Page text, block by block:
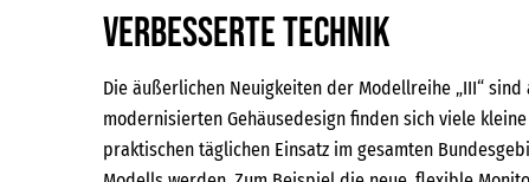
Verbesserte Technik
Die äußerlichen Neuigkeiten der Modellreihe „III“
modernisierten Gehäusedesign finden sich viele
praktischen täglichen Einsatz im gesamten